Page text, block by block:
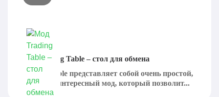
Мод Trading Table – стол для обмена
Trading Table представляет собой очень простой,
но крайне интересный мод, который позволит...